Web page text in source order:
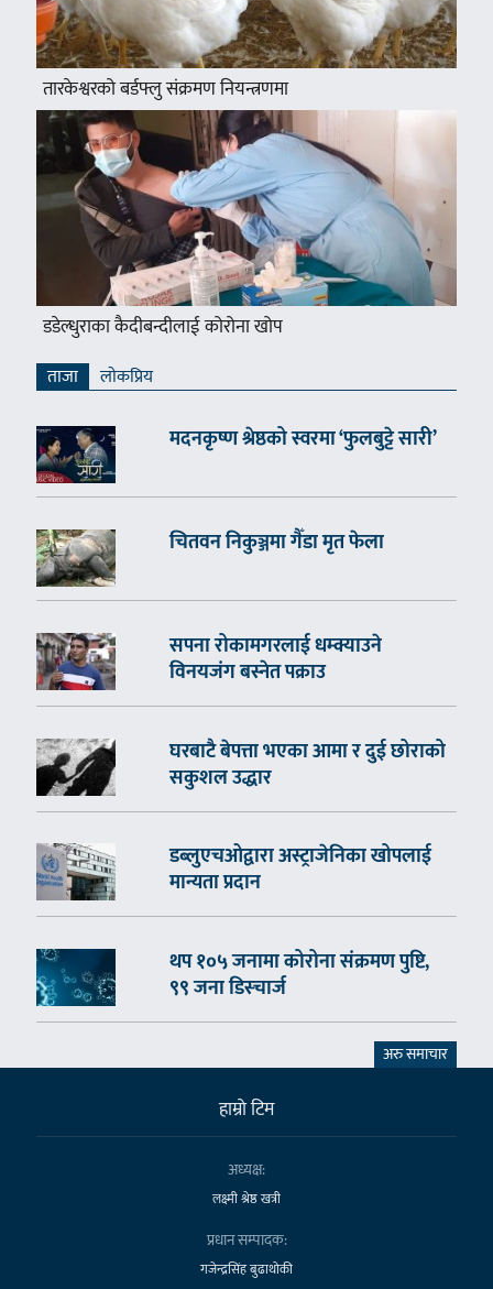
तारकेश्वरको बर्डफ्लु संक्रमण नियन्त्रणमा
डडेल्धुराका कैदीबन्दीलाई कोरोना खोप
ताजा लाेकप्रिय
मदनकृष्ण श्रेष्ठको स्वरमा ‘फुलबुट्टे सारी’
चितवन निकुञ्जमा गैँडा मृत फेला
सपना रोकामगरलाई धम्क्याउने
विनयजंग बस्नेत पक्राउ
घरबाटै बेपत्ता भएका आमा र दुई छोराको
सकुशल उद्धार
डब्लुएचओद्वारा अस्ट्राजेनिका खोपलाई
मान्यता प्रदान
थप १०५ जनामा कोरोना संक्रमण पुष्टि,
९९ जना डिस्चार्ज
अरु समाचार
हाम्राे टिम
अध्यक्ष:
लक्ष्मी श्रेष्ठ खत्री
प्रधान सम्पादक:
गजेन्द्रसिंह बुढाथोकी